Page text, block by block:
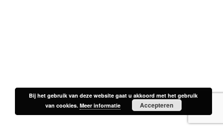
Bij het gebruik van deze website gaat u akkoord met het gebruik
van cookies. Meer informatie Accepteren
Bij het gebruik van deze website gaat u akkoord met het gebruik
van cookies. Meer informatie Accepteren